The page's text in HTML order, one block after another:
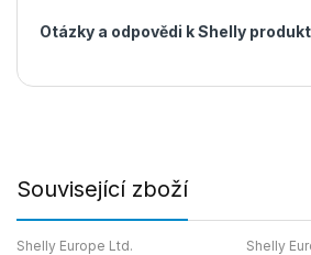
Otázky a odpovědi k Shelly
Související zboží
Shelly Europe Ltd. Shelly